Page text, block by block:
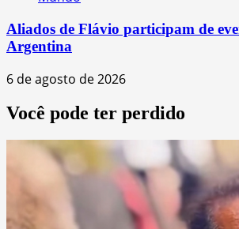
Aliados de Flávio participam de
Argentina
6 de agosto de 2026
Você pode ter perdido